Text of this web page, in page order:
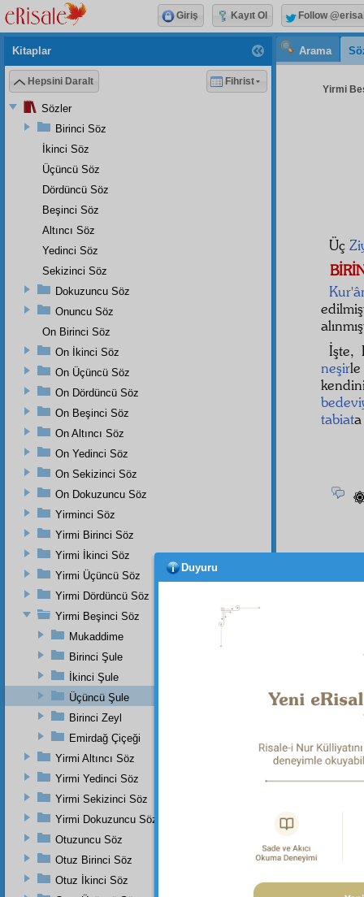
Arama
Yirmi
Üç
İşte,
neşir
tabiat
nazar
Dipnot-1
Dipnot-2
Kitaplar
Hepsini Daralt Fihrist
Sözler
Birinci Söz
İkinci Söz
Üçüncü Söz
Dördüncü Söz
Beşinci Söz
Altıncı Söz
Yedinci Söz
Sekizinci Söz
Dokuzuncu Söz
Onuncu Söz
On Birinci Söz
On İkinci Söz
On Üçüncü Söz
On Dördüncü Söz
On Beşinci Söz
On Altıncı Söz
On Yedinci Söz
On Sekizinci Söz
On Dokuzuncu Söz
Yirminci Söz
Yirmi Birinci Söz
Yirmi İkinci Söz
Yirmi Üçüncü Söz
Yirmi Dördüncü Söz
Yirmi Beşinci Söz
Mukaddime
Birinci Şule
İkinci Şule
Üçüncü Şule
Birinci Zeyl
Emirdağ Çiçeği
Yirmi Altıncı Söz
Yirmi Yedinci Söz
Yirmi Sekizinci Söz
Yirmi Dokuzuncu Söz
Otuzuncu Söz
Otuz Birinci Söz
Otuz İkinci Söz
Giriş Kayıt Ol Follow
Duyuru